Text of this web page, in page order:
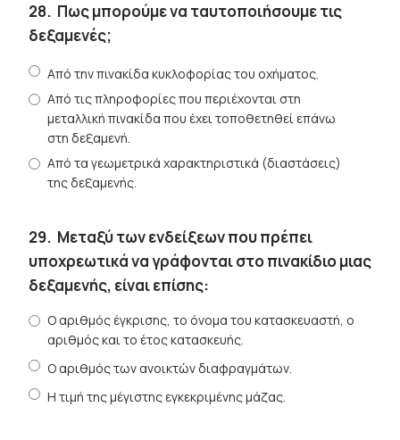
28. Πως μπορούμε να ταυτοποιήσουμε τις
δεξαμενές;
Από την πινακίδα κυκλοφορίας του οχήματος.
Από τις πληροφορίες που περιέχονται στη
μεταλλική πινακίδα που έχει τοποθετηθεί επάνω
στη δεξαμενή.
Από τα γεωμετρικά χαρακτηριστικά (διαστάσεις)
της δεξαμενής.
29. Μεταξύ των ενδείξεων που πρέπει
υποχρεωτικά να γράφονται στο πινακίδιο μιας
δεξαμενής, είναι επίσης:
Ο αριθμός έγκρισης, το όνομα του κατασκευαστή, ο
αριθμός και το έτος κατασκευής.
Ο αριθμός των ανοικτών διαφραγμάτων.
Η τιμή της μέγιστης εγκεκριμένης μάζας.